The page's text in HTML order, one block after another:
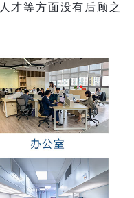
才等方面没有后顾之